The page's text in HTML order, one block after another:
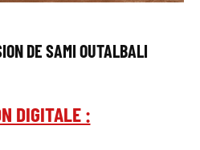
DE SAMI OUTALBALI
DIGITALE :